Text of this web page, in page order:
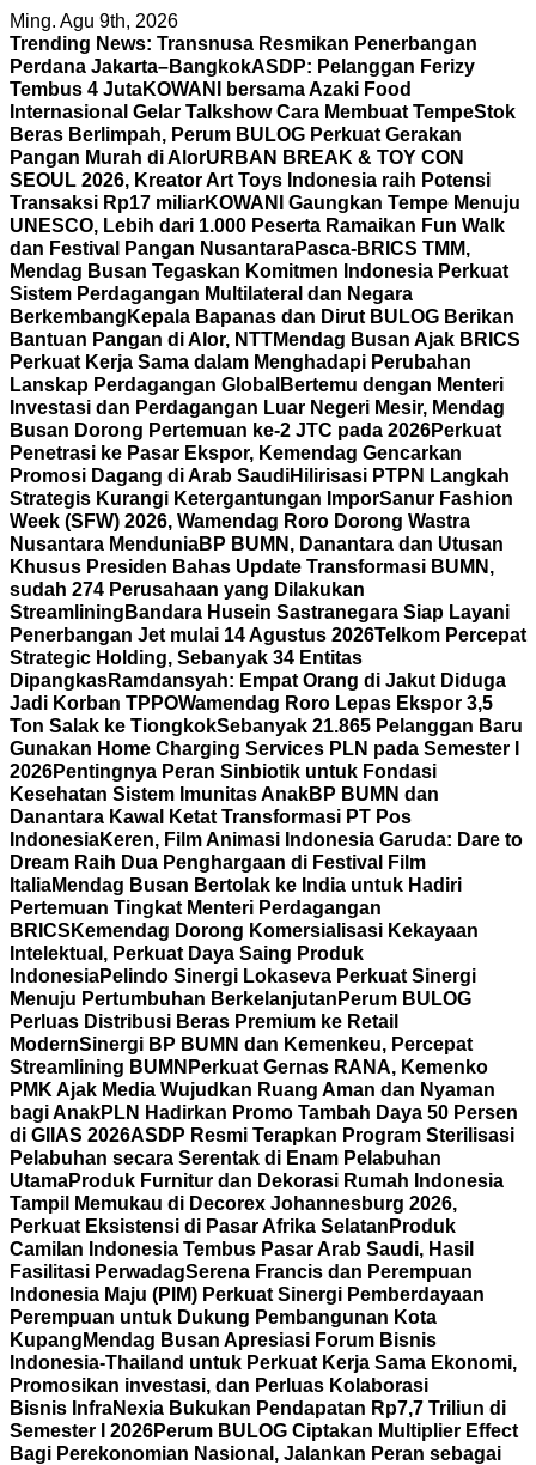
Skip
to
content
Ming. Agu 9th, 2026
Trending News: Transnusa Resmikan Penerbangan
Perdana Jakarta–BangkokASDP: Pelanggan Ferizy
Tembus 4 JutaKOWANI bersama Azaki Food
Internasional Gelar Talkshow Cara Membuat TempeStok
Beras Berlimpah, Perum BULOG Perkuat Gerakan
Pangan Murah di AlorURBAN BREAK & TOY CON
SEOUL 2026, Kreator Art Toys Indonesia raih Potensi
Transaksi Rp17 miliarKOWANI Gaungkan Tempe Menuju
UNESCO, Lebih dari 1.000 Peserta Ramaikan Fun Walk
dan Festival Pangan NusantaraPasca-BRICS TMM,
Mendag Busan Tegaskan Komitmen Indonesia Perkuat
Sistem Perdagangan Multilateral dan Negara
Berkembang Kepala Bapanas dan Dirut BULOG Berikan
Bantuan Pangan di Alor, NTTMendag Busan Ajak BRICS
Perkuat Kerja Sama dalam Menghadapi Perubahan
Lanskap Perdagangan Global Bertemu dengan Menteri
Investasi dan Perdagangan Luar Negeri Mesir, Mendag
Busan Dorong Pertemuan ke-2 JTC pada 2026Perkuat
Penetrasi ke Pasar Ekspor, Kemendag Gencarkan
Promosi Dagang di Arab SaudiHilirisasi PTPN Langkah
Strategis Kurangi Ketergantungan ImporSanur Fashion
Week (SFW) 2026, Wamendag Roro Dorong Wastra
Nusantara MenduniaBP BUMN, Danantara dan Utusan
Khusus Presiden Bahas Update Transformasi BUMN,
sudah 274 Perusahaan yang Dilakukan
Streamlining Bandara Husein Sastranegara Siap Layani
Penerbangan Jet mulai 14 Agustus 2026Telkom Percepat
Strategic Holding, Sebanyak 34 Entitas
DipangkasRamdansyah: Empat Orang di Jakut Diduga
Jadi Korban TPPOWamendag Roro Lepas Ekspor 3,5
Ton Salak ke TiongkokSebanyak 21.865 Pelanggan Baru
Gunakan Home Charging Services PLN pada Semester I
2026Pentingnya Peran Sinbiotik untuk Fondasi
Kesehatan Sistem Imunitas AnakBP BUMN dan
Danantara Kawal Ketat Transformasi PT Pos
IndonesiaKeren, Film Animasi Indonesia Garuda: Dare to
Dream Raih Dua Penghargaan di Festival Film
ItaliaMendag Busan Bertolak ke India untuk Hadiri
Pertemuan Tingkat Menteri Perdagangan
BRICS Kemendag Dorong Komersialisasi Kekayaan
Intelektual, Perkuat Daya Saing Produk
IndonesiaPelindo Sinergi Lokaseva Perkuat Sinergi
Menuju Pertumbuhan Berkelanjutan Perum BULOG
Perluas Distribusi Beras Premium ke Retail
ModernSinergi BP BUMN dan Kemenkeu, Percepat
Streamlining BUMN Perkuat Gernas RANA, Kemenko
PMK Ajak Media Wujudkan Ruang Aman dan Nyaman
bagi AnakPLN Hadirkan Promo Tambah Daya 50 Persen
di GIIAS 2026ASDP Resmi Terapkan Program Sterilisasi
Pelabuhan secara Serentak di Enam Pelabuhan
UtamaProduk Furnitur dan Dekorasi Rumah Indonesia
Tampil Memukau di Decorex Johannesburg 2026,
Perkuat Eksistensi di Pasar Afrika Selatan Produk
Camilan Indonesia Tembus Pasar Arab Saudi, Hasil
Fasilitasi PerwadagSerena Francis dan Perempuan
Indonesia Maju (PIM) Perkuat Sinergi Pemberdayaan
Perempuan untuk Dukung Pembangunan Kota
Kupang Mendag Busan Apresiasi Forum Bisnis
Indonesia-Thailand untuk Perkuat Kerja Sama Ekonomi,
Promosikan investasi, dan Perluas Kolaborasi
Bisnis InfraNexia Bukukan Pendapatan Rp7,7 Triliun di
Semester I 2026Perum BULOG Ciptakan Multiplier Effect
Bagi Perekonomian Nasional, Jalankan Peran sebagai